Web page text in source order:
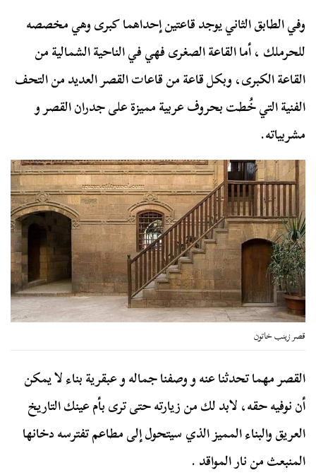
وفي الطابق الثاني يوجد قاعتين إحداهما كبرى وهي مخصصه
للحرملك ، أما القاعة الصغرى فهي في الناحية الشمالية من
القاعة الكبرى، وبكل قاعة من قاعات القصر العديد من التحف
الفنية التي خُطت بحروف عربية مميزة على جدران القصر و
مشربياته.
قصر زينب خاتون
القصر مهما تحدثنا عنه و وصفنا جماله و عبقرية بناء لا يمكن
أن نوفيه حقه، لابد لك من زيارته حتى ترى بأم عينك التاريخ
العريق والبناء المميز الذي سيتحول إلى مطاعم تفترسه دخانها
المنبعث من نار المواقد .